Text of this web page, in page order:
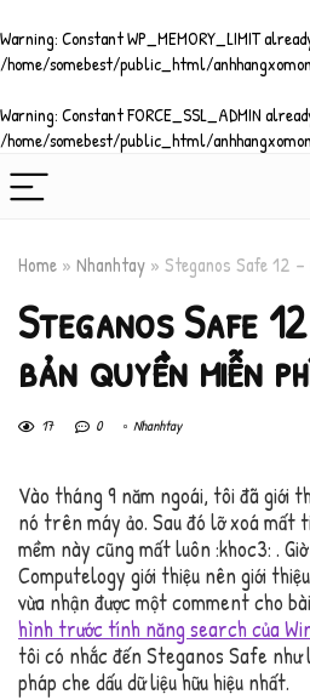
Warning: Constant WP_MEMORY_LIMIT
/home/somebest/public_html/
Warning: Constant FORCE_SSL_ADMIN
/home/somebest/public_html/
Home » Nhanhtay » Steganos Safe 12
Steganos Safe
bản quyền miễn
17 0 Nhanhtay
Vào tháng 9 năm ngoái, tôi đã giới
nó trên máy ảo. Sau đó lỡ xoá mất
mềm này cũng mất luôn :khoc3: .
Computelogy giới thiệu nên giới
vừa nhận được một comment cho
hình trước tính năng search của
tôi có nhắc đến Steganos Safe
pháp che dấu dữ liệu hữu hiệu nhất.